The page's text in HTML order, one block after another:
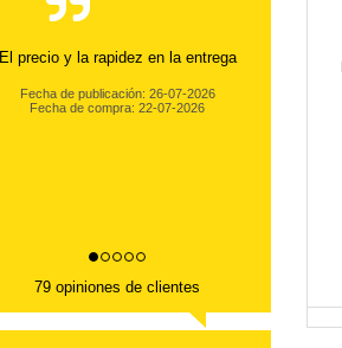
El precio y la rapidez en la entrega
Fecha de publicación: 26-07-2026
Fecha de compra: 22-07-2026
79 opiniones de clientes